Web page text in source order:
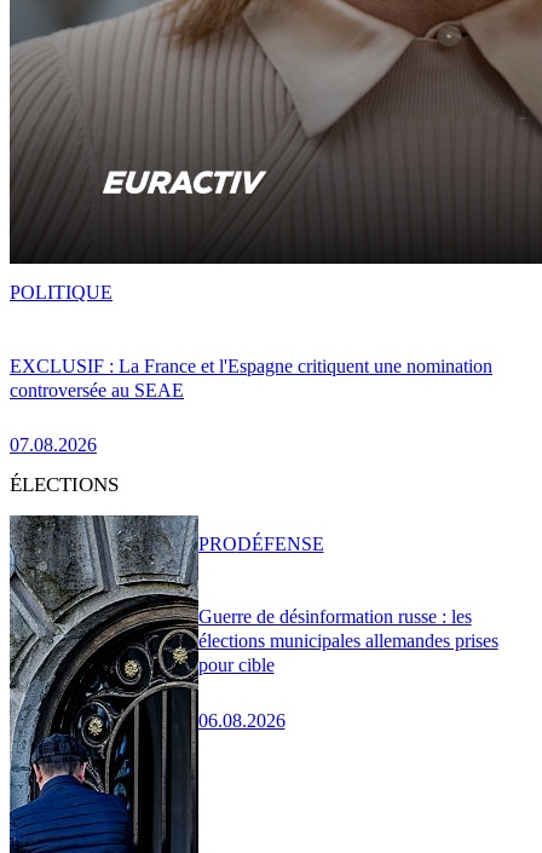
EXCLUSIF : La France et l'Espagne critiquent une nomination
controversée au SEAE
07.08.2026
POLITIQUE
ÉLECTIONS
Guerre de désinformation russe : les
élections municipales allemandes prises
pour cible
06.08.2026
PRODÉFENSE